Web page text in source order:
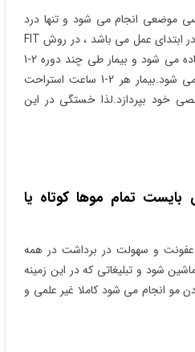
موضعی انجام می شود و تنها درد
بیمار درد تزریق ماده بی حسی در ابتدای عمل می باشد ، در روش FIT
فقط از بی حسی موضعی استفاده می شود و بیمار طی چند دوره 2-1
روزه در هوشیاری کامل درمان می شود.بیمار هر 2-1 ساعت استراحت
خود بپردازد.لذا خستگی در این
تمام موها کوتاه یا
و سهولت در برداشت در همه
شود و تبلیغاتی که در این زمینه
مو انجام می شود کاملا غیر علمی و